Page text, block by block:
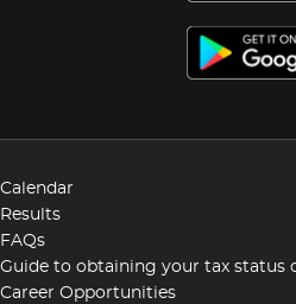
Calendar
Results
FAQs
Guide to obtaining your tax status
Career Opportunities